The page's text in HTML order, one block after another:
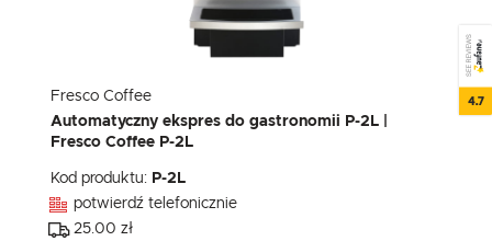
Fresco Coffee
Automatyczny ekspres do gastronomii P-2L |
Fresco Coffee P-2L
Kod produktu: P-2L
potwierdź telefonicznie
25.00 zł
SEE REVIEWS
4.7